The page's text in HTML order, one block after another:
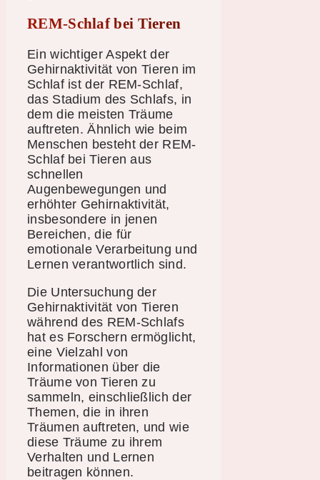
REM-Schlaf bei Tieren
Ein wichtiger Aspekt der
Gehirnaktivität von Tieren im
Schlaf ist der REM-Schlaf,
das Stadium des Schlafs, in
dem die meisten Träume
auftreten. Ähnlich wie beim
Menschen besteht der REM-
Schlaf bei Tieren aus
schnellen
Augenbewegungen und
erhöhter Gehirnaktivität,
insbesondere in jenen
Bereichen, die für
emotionale Verarbeitung und
Lernen verantwortlich sind.
Die Untersuchung der
Gehirnaktivität von Tieren
während des REM-Schlafs
hat es Forschern ermöglicht,
eine Vielzahl von
Informationen über die
Träume von Tieren zu
sammeln, einschließlich der
Themen, die in ihren
Träumen auftreten, und wie
diese Träume zu ihrem
Verhalten und Lernen
beitragen können.